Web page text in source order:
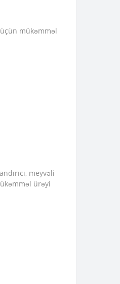
mükəmməl
meyvəli
ürəyi